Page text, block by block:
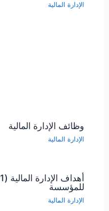
الإدارة المالية
وظائف الإدارة المالية
الإدارة المالية
للمؤسسة
الإدارة المالية